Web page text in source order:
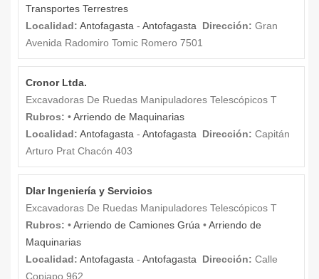
Transportes Terrestres
Localidad: Antofagasta - Antofagasta Dirección: Gran
Avenida Radomiro Tomic Romero 7501
Cronor Ltda.
Excavadoras De Ruedas Manipuladores Telescópicos T
Rubros: •Arriendo de Maquinarias
Localidad: Antofagasta - Antofagasta Dirección: Capitán
Arturo Prat Chacón 403
Dlar Ingeniería y Servicios
Excavadoras De Ruedas Manipuladores Telescópicos T
Rubros: •Arriendo de Camiones Grúa •Arriendo de
Maquinarias
Localidad: Antofagasta - Antofagasta Dirección: Calle
Copiapo 962